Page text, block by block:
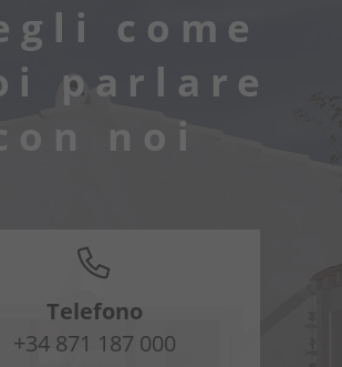
come
parlare
noi
Telefono
+34 871 187 000